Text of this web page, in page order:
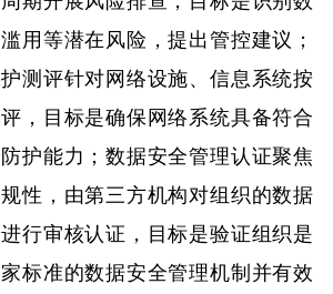
用等潜在风险，提出管控建议；
测评针对网络设施、信息系统按
，目标是确保网络系统具备符合
护能力；数据安全管理认证聚焦
性，由第三方机构对组织的数据
行审核认证，目标是验证组织是
标准的数据安全管理机制并有效